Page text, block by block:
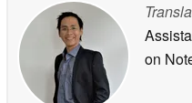
on